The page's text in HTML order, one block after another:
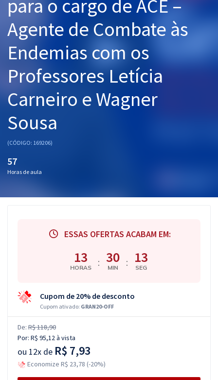
OAB
Mentorias
Questões grátis
Aprovados
para o cargo de ACE –
Agente de Combate às
Endemias com os
Professores Letícia
Carneiro e Wagner
Sousa
(CÓDIGO: 169206)
57
Horas de aula
ESSAS OFERTAS ACABAM EM:
13
HORAS : 30
MIN : 13
SEG
Cupom de 20% de desconto
Cupom ativado: GRAN20-OFF
De: R$ 118,90
Por: R$ 95,12à vista
ou 12x de R$ 7,93
Economize R$ 23,78 (-20%)